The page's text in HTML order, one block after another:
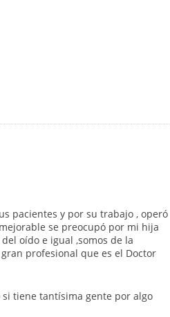
pacientes y por su trabajo , operó
se preocupó por mi hija
oído e igual ,somos de la
profesional que es el Doctor
tiene tantísima gente por algo